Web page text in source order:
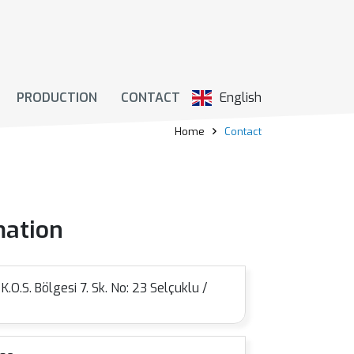
PRODUCTION CONTACT English
Home Contact
Bölgesi 7. Sk. No: 23 Selçuklu /